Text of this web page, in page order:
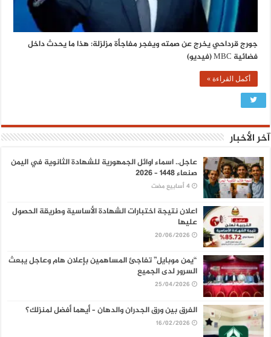
جورج قرداحي يخرج عن صمته ويفجر مفاجأة مزلزلة: هذا ما يحدث داخل
فضائية MBC (فيديو)
أكمل القراءة »
آخر الأخبار
عاجل.. اسماء اوائل الجمهورية للشهادة الثانوية في اليمن
صنعاء 1448 – 2026
اعلان نتيجة اختبارات الشهادة الأساسية وطريقة الحصول
عليها
20/06/2026
“يمن موبايل” تفاجئ المساهمين بإعلان هام وعاجل يبعث
السرور لدى الجميع
25/04/2026
الفرق بين ورق الجدران والدهان – أيهما أفضل لمنزلك؟
16/02/2026